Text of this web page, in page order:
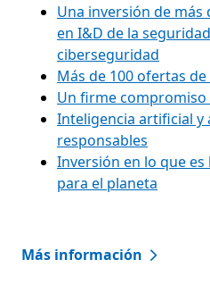
Una inversión de más
en I&D de la
ciberseguridad
Más de 100 ofertas
Un firme compromiso
Inteligencia artificial y
responsables
Inversión en lo que
para el planeta
Más información